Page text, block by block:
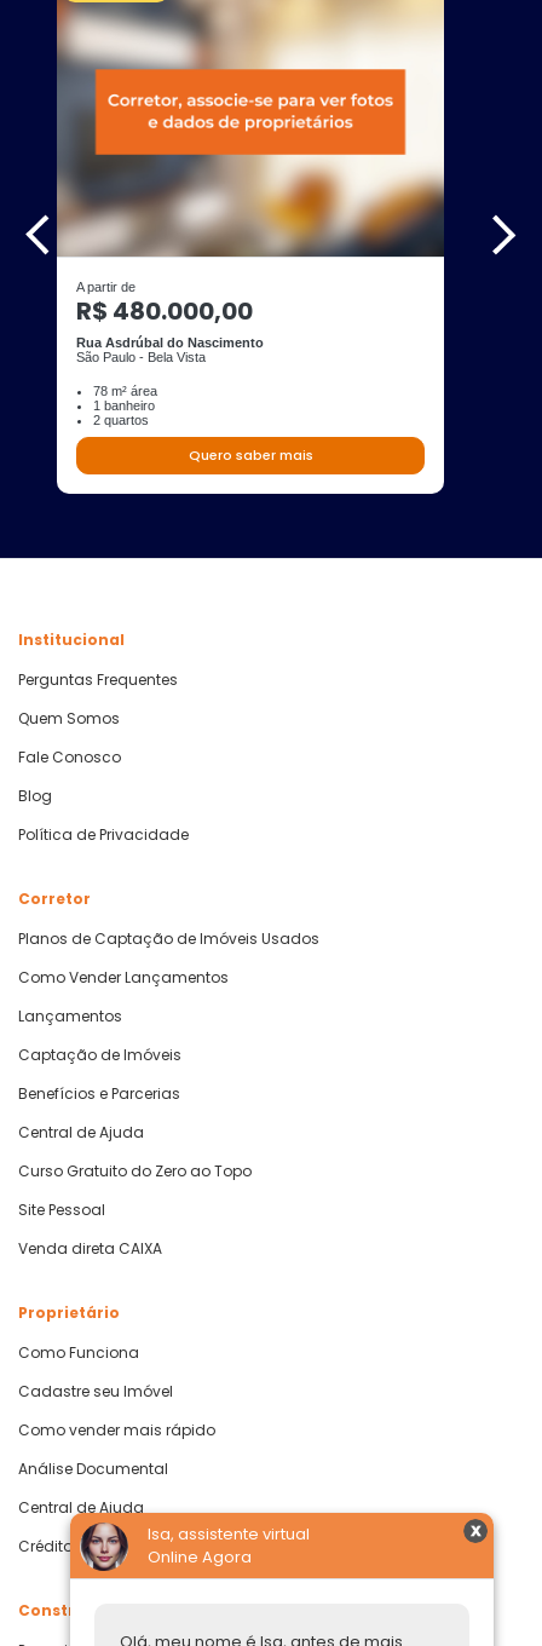
A partir de
R$ 480.000,00
Rua Asdrúbal do Nascimento
São Paulo - Bela Vista
78 m² área
1 banheiro
2 quartos
Quero saber mais
Isa, assistente virtual
Online Agora
Olá, meu nome é Isa, antes de mais
Institucional
Perguntas Frequentes
Quem Somos
Fale Conosco
Blog
Política de Privacidade
Corretor
Planos de Captação de Imóveis Usados
Como Vender Lançamentos
Lançamentos
Captação de Imóveis
Benefícios e Parcerias
Central de Ajuda
Curso Gratuito do Zero ao Topo
Site Pessoal
Venda direta CAIXA
Proprietário
Como Funciona
Cadastre seu Imóvel
Como vender mais rápido
Análise Documental
Central de Ajuda
Crédito com Garantia de Imóvel
Construtoras